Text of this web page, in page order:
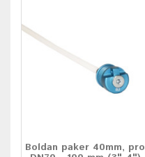
Boldan paker 40mm, pro